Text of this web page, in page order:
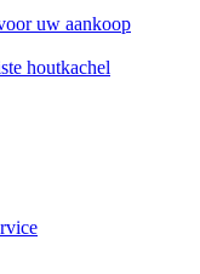
uw aankoop
houtkachel